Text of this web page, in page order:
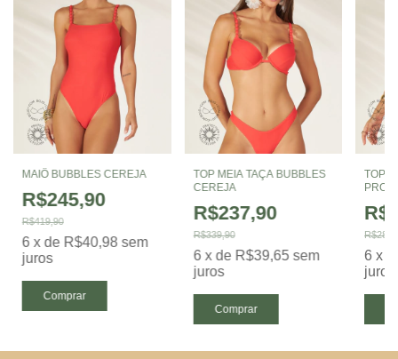
MAIÔ BUBBLES CEREJA
R$245,90
R$419,90
6 x de R$40,98 sem
juros
Comprar
TOP MEIA TAÇA BUBBLES
CEREJA
R$237,90
R$339,90
6 x de R$39,65 sem
juros
Comprar
TOP
6 x
juros